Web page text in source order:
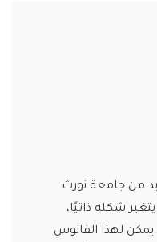
من جامعة نورث
شكله ذاتيًا،
لهذا الفانوس